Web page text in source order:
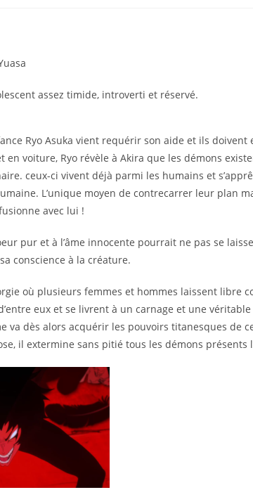
assez timide, introverti et réservé.
Ryo Asuka vient requérir son aide et ils
voiture, Ryo révèle à Akira que les démons
ceux-ci vivent déjà parmi les humains et
L’unique moyen de contrecarrer leur plan
avec lui !
pur et à l’âme innocente pourrait ne pas se
conscience à la créature.
orgie où plusieurs femmes et hommes laissent
eux et se livrent à un carnage et une
va dès alors acquérir les pouvoirs titanesques de
il extermine sans pitié tous les démons présents